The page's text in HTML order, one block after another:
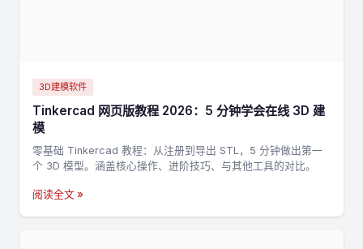
3D建模软件
Tinkercad 网页版教程 2026：5 分钟学会在线 3D 建
模
零基础 Tinkercad 教程：从注册到导出 STL，5 分钟做出第一
个 3D 模型。涵盖核心操作、进阶技巧、与其他工具的对比。
阅读全文 »